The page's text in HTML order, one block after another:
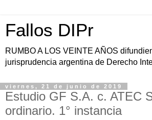
Fallos DIPr
RUMBO A LOS VEINTE AÑOS
jurisprudencia argentina de Derecho
viernes, 21 de junio de 2019
Estudio GF S.A. c. ATEC
ordinario. 1° instancia